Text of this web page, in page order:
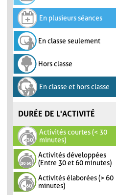
En plusieurs séances
En classe seulement
Hors classe
En classe et hors classe
DURÉE DE L'ACTIVITÉ
Activités courtes (< 30
minutes)
Activités développées
(Entre 30 et 60 minutes)
Activités élaborées (> 60
minutes)